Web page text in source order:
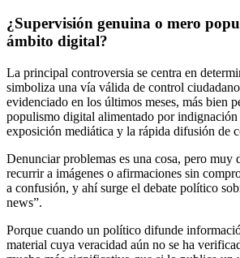
¿Supervisión genuina o mero
ámbito digital?
La principal controversia se centra en
simboliza una vía válida de control
evidenciado en los últimos meses, más bien
populismo digital alimentado por indignación
exposición mediática y la rápida difusión de
Denunciar problemas es una cosa, pero muy
recurrir a imágenes o afirmaciones sin
a confusión, y ahí surge el debate político
news”.
Porque cuando un político difunde
material cuya veracidad aún no se ha